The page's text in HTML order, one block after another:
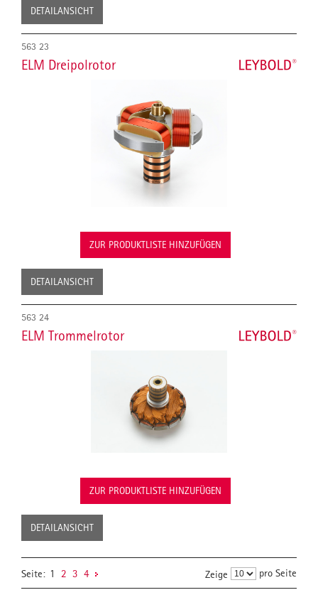
DETAILANSICHT
563 23
ELM Dreipolrotor
ZUR PRODUKTLISTE HINZUFÜGEN
DETAILANSICHT
563 24
ELM Trommelrotor
ZUR PRODUKTLISTE HINZUFÜGEN
DETAILANSICHT
Seite: 1 2 3 4 Zeige pro Seite